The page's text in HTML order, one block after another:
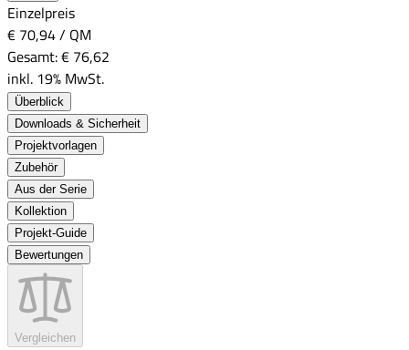
Einzelpreis
€ 70,94/ QM
Gesamt:€ 76,62
inkl. 19% MwSt.
Überblick
Downloads & Sicherheit
Projektvorlagen
Zubehör
Aus der Serie
Kollektion
Projekt-Guide
Bewertungen
Vergleichen